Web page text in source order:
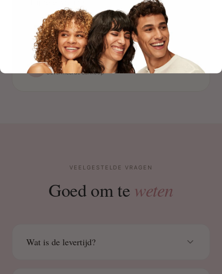
Duidelijke website, makkelijk bestellen en mooie
verpakking. Volgende keer weer.
S Savannah
Geverifieerde aankoop
VEELGESTELDE VRAGEN
Goed om te weten
Wat is de levertijd?